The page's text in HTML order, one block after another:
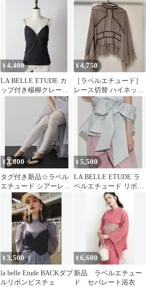
ボンブラウス
コール パンツ 1
¥4,400
LA BELLE ETUDE カ
ップ付き楊柳クレープ
¥4,750
［ラベルエチュード］
レース切替 ハイネック
ブラウス 長袖 ピンクベ
ージュ
¥3,800
タグ付き新品☆ラベル
エチュード シアーレギ
ンス ホワイト サイズ0
¥5,500
LA BELLE ETUDE ラ
ベルエチュード リボン
¥3,500
la belle Etude BACKダブ
ルリボンビスチェ
¥6,600
新品 ラベルエチュー
ド セパレート浴衣